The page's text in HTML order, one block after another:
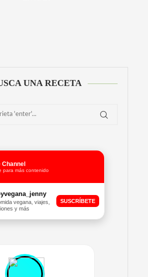
UNA RECETA
Channel
para más contenido
vegana, viajes,
y más
SUSCRÍBETE